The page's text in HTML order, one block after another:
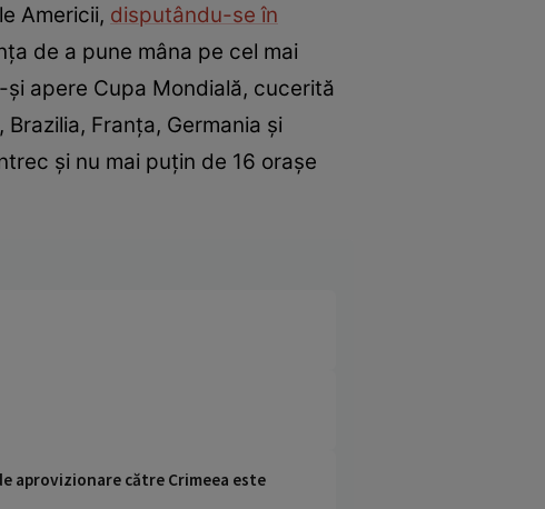
Americii, disputându-se în
de a pune mâna pe cel mai
apere Cupa Mondială, cucerită
Franța, Germania și
și nu mai puțin de 16 orașe
aprovizionare către Crimeea este